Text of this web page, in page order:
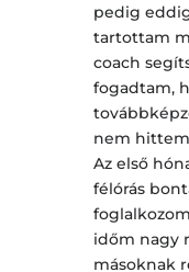
pedig
tartottam
coach
fogadtam,
nem
Az első
félórás
időm nagy
másoknak